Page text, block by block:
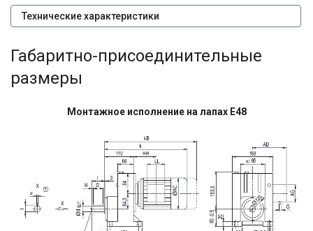
Технические характеристики
Габаритно-присоединительные
размеры
Монтажное исполнение на лапах E48